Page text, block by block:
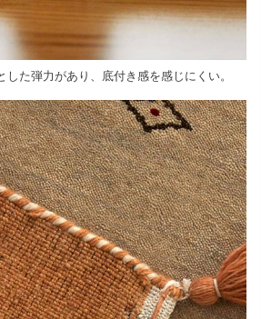
た弾力があり、底付き感を感じにくい。